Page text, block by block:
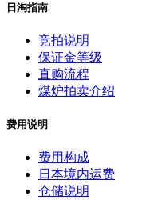
日淘指南
竞拍说明
保证金等级
直购流程
煤炉拍卖介绍
费用说明
费用构成
日本境内运费
仓储说明